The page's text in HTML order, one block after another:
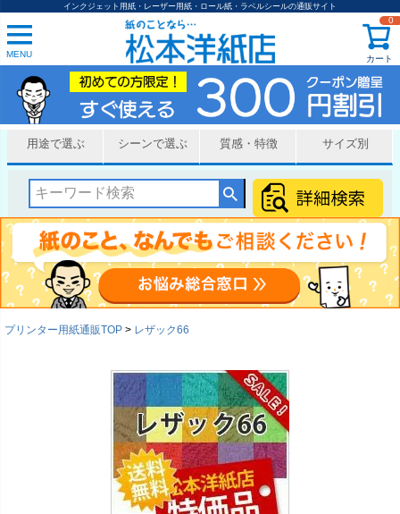
インクジェット用紙・レーザー用紙・ロール紙・ラベルシールの通販サイト
MENU カート
0
用途で選ぶ シーンで選ぶ 質感・特徴 サイズ別
プリンター用紙通販TOP レザック66